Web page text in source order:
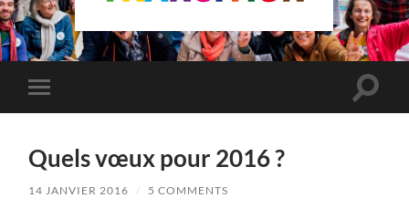
Le
Pré
Saint
Toggle
mobile
Toggle
Quels vœux pour 2016 ?
14 JANVIER 2016 / 5 COMMENTS